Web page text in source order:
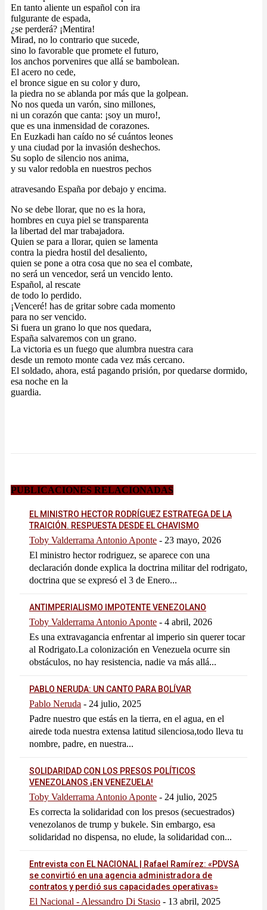
En tanto aliente un español con ira
fulgurante de espada,
¿se perderá? ¡Mentira!
Mirad, no lo contrario que sucede,
sino lo favorable que promete el futuro,
los anchos porvenires que allá se bambolean.
El acero no cede,
el bronce sigue en su color y duro,
la piedra no se ablanda por más que la golpean.
No nos queda un varón, sino millones,
ni un corazón que canta: ¡soy un muro!,
que es una inmensidad de corazones.
En Euzkadi han caído no sé cuántos leones
y una ciudad por la invasión deshechos.
Su soplo de silencio nos anima,
y su valor redobla en nuestros pechos
atravesando España por debajo y encima.
No se debe llorar, que no es la hora,
hombres en cuya piel se transparenta
la libertad del mar trabajadora.
Quien se para a llorar, quien se lamenta
contra la piedra hostil del desaliento,
quien se pone a otra cosa que no sea el combate,
no será un vencedor, será un vencido lento.
Español, al rescate
de todo lo perdido.
¡Venceré! has de gritar sobre cada momento
para no ser vencido.
Si fuera un grano lo que nos quedara,
España salvaremos con un grano.
La victoria es un fuego que alumbra nuestra cara
desde un remoto monte cada vez más cercano.
El soldado, ahora, está pagando prisión, por quedarse dormido,
esa noche en la
guardia.
PUBLICACIONES RELACIONADAS
EL MINISTRO HECTOR RODRÍGUEZ ESTRATEGA DE LA
TRAICIÓN. RESPUESTA DESDE EL CHAVISMO
Toby Valderrama Antonio Aponte - 23 mayo, 2026
El ministro hector rodriguez, se aparece con una
declaración donde explica la doctrina militar del rodrigato,
doctrina que se expresó el 3 de Enero...
ANTIMPERIALISMO IMPOTENTE VENEZOLANO
Toby Valderrama Antonio Aponte - 4 abril, 2026
Es una extravagancia enfrentar al imperio sin querer tocar
al Rodrigato.La colonización en Venezuela ocurre sin
obstáculos, no hay resistencia, nadie va más allá...
PABLO NERUDA: UN CANTO PARA BOLÍVAR
Pablo Neruda - 24 julio, 2025
Padre nuestro que estás en la tierra, en el agua, en el
airede toda nuestra extensa latitud silenciosa,todo lleva tu
nombre, padre, en nuestra...
SOLIDARIDAD CON LOS PRESOS POLÍTICOS
VENEZOLANOS ¡EN VENEZUELA!
Toby Valderrama Antonio Aponte - 24 julio, 2025
Es correcta la solidaridad con los presos (secuestrados)
venezolanos de trump y bukele. Sin embargo, esa
solidaridad no dispensa, no elude, la solidaridad con...
Entrevista con EL NACIONAL | Rafael Ramírez: «PDVSA
se convirtió en una agencia administradora de
contratos y perdió sus capacidades operativas»
El Nacional - Alessandro Di Stasio - 13 abril, 2025